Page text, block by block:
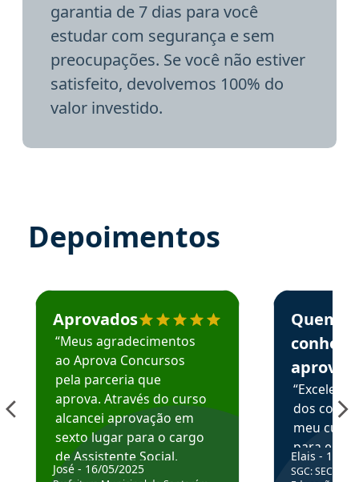
garantia de 7 dias para você
estudar com segurança e sem
preocupações. Se você não estiver
satisfeito, devolvemos 100% do
valor investido.
Depoimentos
Estudante José recomenda o Aprova Concursos em
Aprovados
“Meus agradecimentos
ao Aprova Concursos
pela parceria que
aprova. Através do curso
alcancei aprovação em
sexto lugar para o cargo
de Assistente Social.
Hoje estou atuando na
José - 16/05/2025
Estudante
Quem
aprova
dos
meu
para
colocar
Elais - 15/
SGC: SEC BA